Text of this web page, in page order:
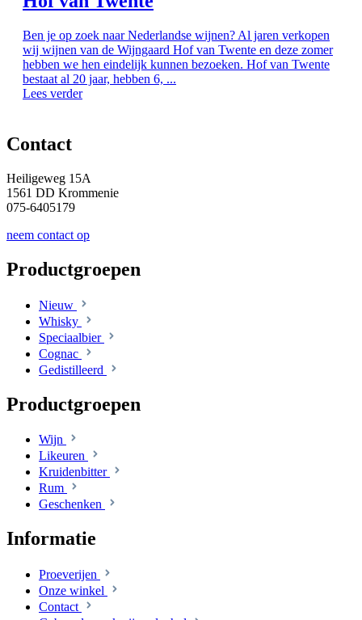
Ben je op zoek naar Nederlandse wijnen? Al jaren verkopen
wij wijnen van de Wijngaard Hof van Twente en deze zomer
hebben we hen eindelijk kunnen bezoeken. Hof van Twente
bestaat al 20 jaar, hebben 6, ...
Lees verder
Contact
Heiligeweg 15A
1561 DD Krommenie
075-6405179
neem contact op
Productgroepen
Nieuw
Whisky
Speciaalbier
Cognac
Gedistilleerd
Productgroepen
Wijn
Likeuren
Kruidenbitter
Rum
Geschenken
Informatie
Proeverijen
Onze winkel
Contact